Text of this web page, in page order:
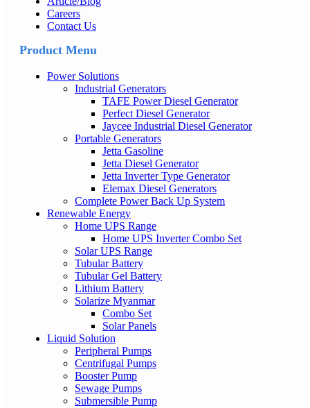
Careers
Contact Us
Product Menu
Power Solutions
Industrial Generators
TAFE Power Diesel Generator
Perfect Diesel Generator
Jaycee Industrial Diesel Generator
Portable Generators
Jetta Gasoline
Jetta Diesel Generator
Jetta Inverter Type Generator
Elemax Diesel Generators
Complete Power Back Up System
Renewable Energy
Home UPS Range
Home UPS Inverter Combo Set
Solar UPS Range
Tubular Battery
Tubular Gel Battery
Lithium Battery
Solarize Myanmar
Combo Set
Solar Panels
Liquid Solution
Peripheral Pumps
Centrifugal Pumps
Booster Pump
Sewage Pumps
Submersible Pump